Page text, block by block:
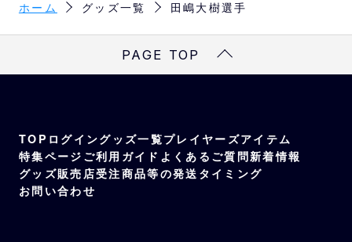
ホーム グッズ一覧 田嶋大樹選手
PAGE TOP
TOP ログイングッズ一覧プレイヤーズアイテム
特集ページ ご利用ガイド よくあるご質問新着情報
グッズ販売店受注商品等の発送タイミング
お問い合わせ